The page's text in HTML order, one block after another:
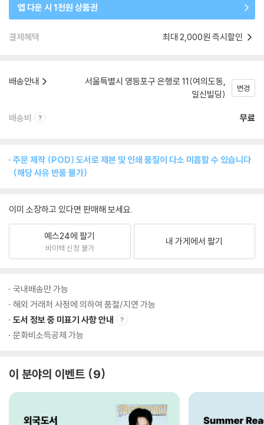
앱 다운 시 1천원 상품권
결제혜택 최대 2,000원 즉시할인
배송안내
서울특별시 영등포구 은행로 11(여의도동,
일신빌딩)
변경
배송비 무료
주문 제작 (POD) 도서로 제본 및 인쇄 품질이 다소 미흡할 수 있습니다
(해당 사유 반품 불가)
이미 소장하고 있다면 판매해 보세요.
예스24에 팔기
바이백 신청 불가
내 가게에서 팔기
국내배송만 가능
해외 거래처 사정에 의하여 품절/지연 가능
도서 정보 중 미표기 사항 안내
문화비소득공제 가능
이 분야의 이벤트 9